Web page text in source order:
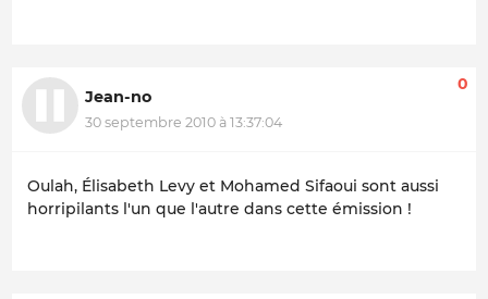
Jean-no
30 septembre 2010 à 13:37:04
0
Oulah, Élisabeth Levy et Mohamed Sifaoui sont aussi
horripilants l'un que l'autre dans cette émission !